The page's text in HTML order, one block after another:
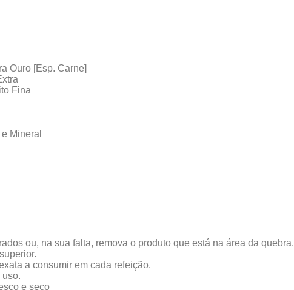
Ouro [Esp. Carne]
Fina
Mineral
ou, na sua falta, remova o produto que está na área da quebra.
a consumir em cada refeição.
uso.
e seco